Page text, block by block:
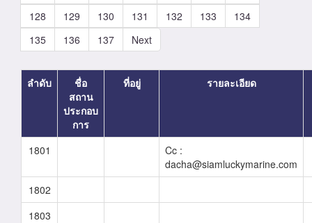
128
129 130 131 132 133
134
135
136 137 Next
ลำดับ
ชื่อ
สถาน
ประกอบ
การ
ที่อยู่ รายละเอียด
1801
Cc :
dacha@siamluckymarine.com
1802
1803